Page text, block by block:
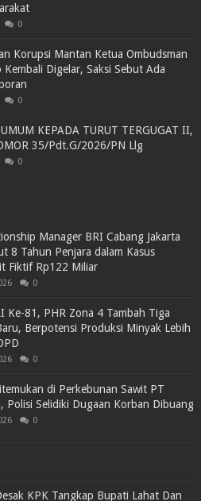
0
Korupsi Mantan Ketua Ombudsman
Kembali Digelar, Saksi Sebut Ada
0
KEPADA TURUT TERGUGAT II,
35/Pdt.G/2026/PN Llg
0
Manager BRI Cabang Jakarta
8 Tahun Penjara dalam Kasus
Fiktif Rp122 Miliar
0
Ke-81, PHR Zona 4 Tambah Tiga
Berpotensi Produksi Minyak Lebih
0
di Perkebunan Sawit PT
Polisi Selidiki Dugaan Korban Dibuang
0
KPK Tangkap Bupati Lahat Dan